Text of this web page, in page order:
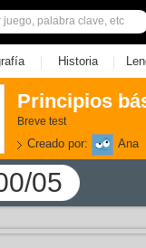
| Historia |
Principios
Breve test
Creado por: Ana
05